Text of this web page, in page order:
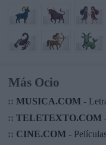
Más Ocio
:: MUSICA.COM-
:: TELETEXTO.COM
:: CINE.COM-